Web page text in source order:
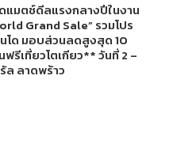
แมตช์ดีลแรงกลางปีในงาน
Grand Sale” รวมโปร
โด มอบส่วนลดสูงสุด 10
รีเที่ยวโตเกียว** วันที่ 2 –
ล ลาดพร้าว